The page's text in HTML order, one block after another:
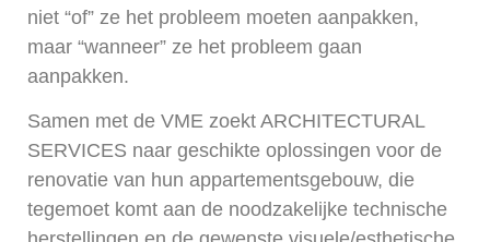
niet “of” ze het probleem moeten aanpakken,
maar “wanneer” ze het probleem gaan
aanpakken.
Samen met de VME zoekt ARCHITECTURAL
SERVICES naar geschikte oplossingen voor de
renovatie van hun appartementsgebouw, die
tegemoet komt aan de noodzakelijke technische